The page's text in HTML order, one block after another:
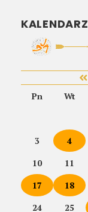
KALENDARZ
Pn Wt
3
4
10
11
17
18
24
25